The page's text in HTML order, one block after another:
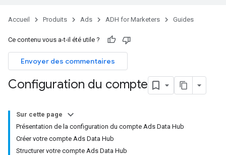
Accueil Produits Ads ADH for Marketers Guides
Ce contenu vous a-t-il été utile ?
Envoyer des commentaires
Configuration du compte
Sur cette page
Présentation de la configuration du compte Ads Data Hub
Créer votre compte Ads Data Hub
Structurer votre compte Ads Data Hub